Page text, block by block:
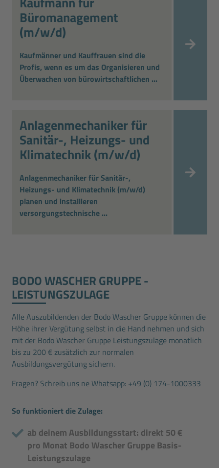
Büromanagement
(m/w/d)
Kaufmänner und Kauffrauen sind die
Profis, wenn es um das Organisieren und
Überwachen von bürowirtschaftlichen ...
Anlagenmechaniker für
Sanitär-, Heizungs- und
Klimatechnik (m/w/d)
Anlagenmechaniker für Sanitär-,
Heizungs- und Klimatechnik (m/w/d)
planen und installieren
versorgungstechnische ...
BODO WASCHER GRUPPE ­
LEISTUNGSZULAGE
Alle Auszubildenden der Bodo Wascher Gruppe können die
Höhe ihrer Vergütung selbst in die Hand nehmen und sich
mit der Bodo Wascher Gruppe Leistungszulage monatlich
bis zu 200 € zusätzlich zur normalen
Ausbildungsvergütung sichern.
Fragen? Schreib uns ne Whatsapp: +49 (0) 174-1000333
So funktioniert die Zulage:
ab deinem Ausbildungsstart: direkt 50 €
pro Monat Bodo Wascher Gruppe Basis-
Leistungszulage